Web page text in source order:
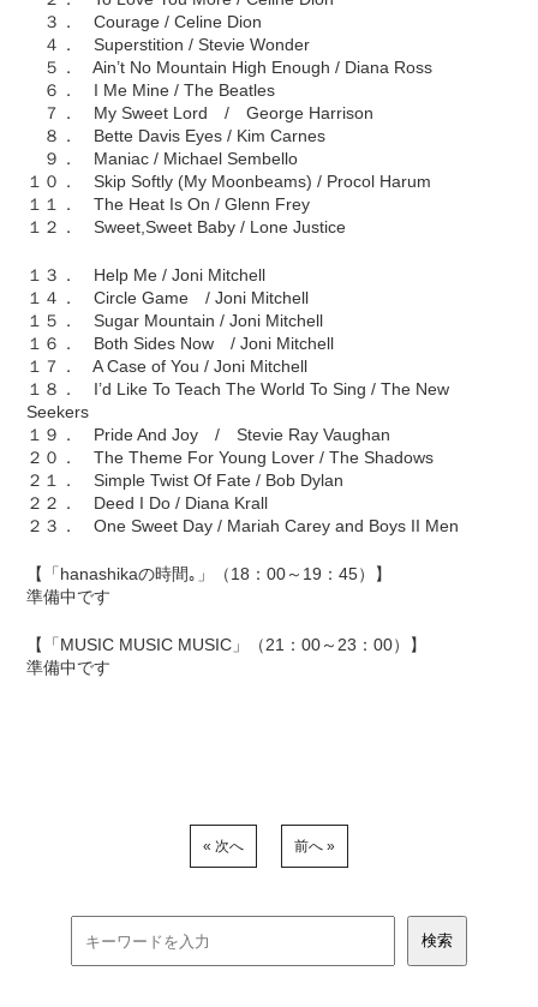
３． Courage / Celine Dion
４． Superstition / Stevie Wonder
５． Ain’t No Mountain High Enough / Diana Ross
６． I Me Mine / The Beatles
７． My Sweet Lord / George Harrison
８． Bette Davis Eyes / Kim Carnes
９． Maniac / Michael Sembello
１０． Skip Softly (My Moonbeams) / Procol Harum
１１． The Heat Is On / Glenn Frey
１２． Sweet,Sweet Baby / Lone Justice
１３． Help Me / Joni Mitchell
１４． Circle Game / Joni Mitchell
１５． Sugar Mountain / Joni Mitchell
１６． Both Sides Now / Joni Mitchell
１７． A Case of You / Joni Mitchell
１８． I’d Like To Teach The World To Sing / The New
Seekers
１９． Pride And Joy / Stevie Ray Vaughan
２０． The Theme For Young Lover / The Shadows
２１． Simple Twist Of Fate / Bob Dylan
２２． Deed I Do / Diana Krall
２３． One Sweet Day / Mariah Carey and Boys II Men
【「hanashikaの時間｡」（18：00～19：45）】
準備中です
【「MUSIC MUSIC MUSIC」（21：00～23：00）】
準備中です
« 次へ 前へ »